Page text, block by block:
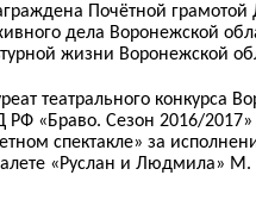
Почётной грамотой
дела Воронежской
жизни Воронежской
театрального конкурса
РФ «Браво. Сезон 2016/
спектакле» за
«Руслан и Людмила» М.